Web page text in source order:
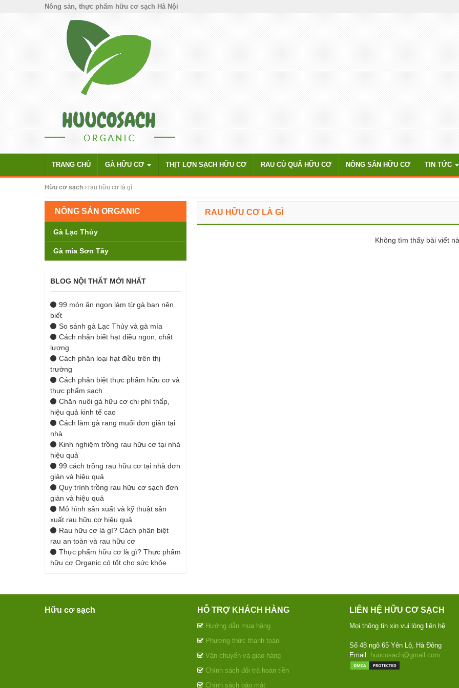
Nông sản, thực phẩm hữu cơ sạch Hà Nội
TRANG CHỦ GÀ HỮU CƠ THỊT LỢN SẠCH HỮU CƠ RAU CỦ QUẢ HỮU CƠ NÔNG SẢN HỮU CƠ TIN TỨC
Hữu cơ sạch rau hữu cơ là gì
RAU HỮU CƠ LÀ GÌ
Không tìm thấy bài viết
NÔNG SẢN ORGANIC
Gà Lạc Thủy
Gà mía Sơn Tây
BLOG NỘI THẤT MỚI NHẤT
99 món ăn ngon làm từ gà bạn nên
biết
So sánh gà Lạc Thủy và gà mía
Cách nhận biết hạt điều ngon, chất
lượng
Cách phân loại hạt điều trên thị
trường
Cách phân biệt thực phẩm hữu cơ và
thực phẩm sạch
Chăn nuôi gà hữu cơ chi phí thấp,
hiệu quả kinh tế cao
Cách làm gà rang muối đơn giản tại
nhà
Kinh nghiệm trồng rau hữu cơ tại nhà
hiệu quả
99 cách trồng rau hữu cơ tại nhà đơn
giản và hiệu quả
Quy trình trồng rau hữu cơ sạch đơn
giản và hiệu quả
Mô hình sản xuất và kỹ thuật sản
xuất rau hữu cơ hiệu quả
Rau hữu cơ là gì? Cách phân biệt
rau an toàn và rau hữu cơ
Thực phẩm hữu cơ là gì? Thực phẩm
hữu cơ Organic có tốt cho sức khỏe
Hữu cơ sạch HỖ TRỢ KHÁCH HÀNG
Hướng dẫn mua hàng
Phương thức thanh toán
Vận chuyển và giao hàng
Chính sách đổi trả hoàn tiền
Chính sách bảo mật
LIÊN HỆ HỮU CƠ SẠCH
Mọi thông tin xin vui lòng liên hệ
Số 48 ngõ 65 Yên Lộ, Hà Đông
Email: huucosach@gmail.com